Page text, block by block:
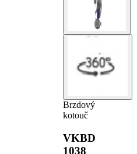
Brzdový
kotouč
VKBD
1038